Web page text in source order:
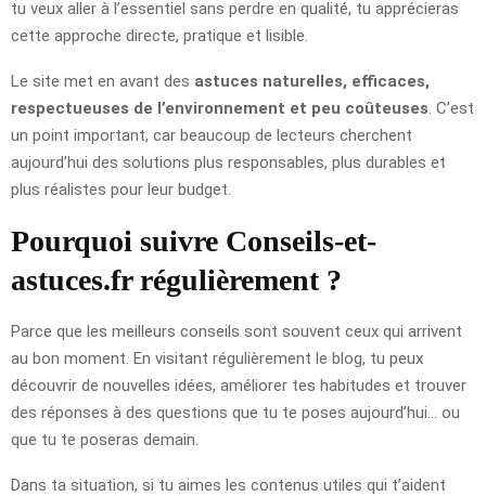
tu veux aller à l’essentiel sans perdre en qualité, tu apprécieras
cette approche directe, pratique et lisible.
Le site met en avant des astuces naturelles, efficaces,
respectueuses de l’environnement et peu coûteuses. C’est
un point important, car beaucoup de lecteurs cherchent
aujourd’hui des solutions plus responsables, plus durables et
plus réalistes pour leur budget.
Pourquoi suivre Conseils-et-
astuces.fr régulièrement ?
Parce que les meilleurs conseils sont souvent ceux qui arrivent
au bon moment. En visitant régulièrement le blog, tu peux
découvrir de nouvelles idées, améliorer tes habitudes et trouver
des réponses à des questions que tu te poses aujourd’hui… ou
que tu te poseras demain.
Dans ta situation, si tu aimes les contenus utiles qui t’aident